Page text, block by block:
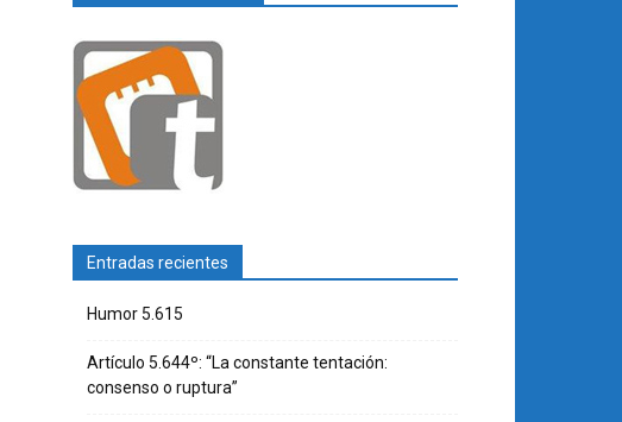
Entradas recientes
Humor 5.615
Artículo 5.644º: “La constante tentación:
consenso o ruptura”